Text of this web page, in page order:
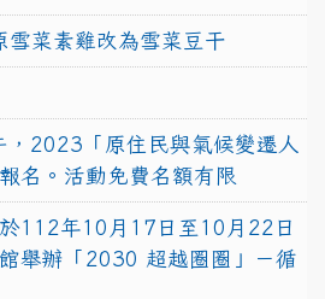
菜素雞改為雪菜豆干
2023「原住民與氣候變遷人
名。活動免費名額有限
112年10月17日至10月22日
舉辦「2030 超越圈圈」－循